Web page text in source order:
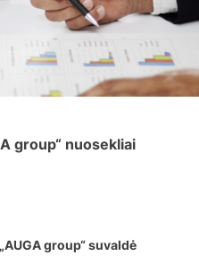
group“ nuosekliai
group“ suvaldė